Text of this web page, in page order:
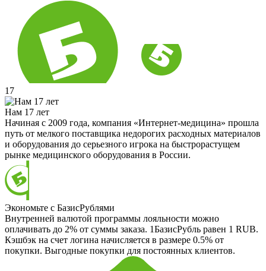
17
Нам 17 лет
Начиная с 2009 года, компания «Интернет-медицина» прошла
путь от мелкого поставщика недорогих расходных материалов
и оборудования до серьезного игрока на быстрорастущем
рынке медицинского оборудования в России.
Экономьте с БазисРублями
Внутренней валютой программы лояльности можно
оплачивать до 2% от суммы заказа. 1БазисРубль равен 1 RUB.
Кэшбэк на счет логина начисляется в размере 0.5% от
покупки. Выгодные покупки для постоянных клиентов.